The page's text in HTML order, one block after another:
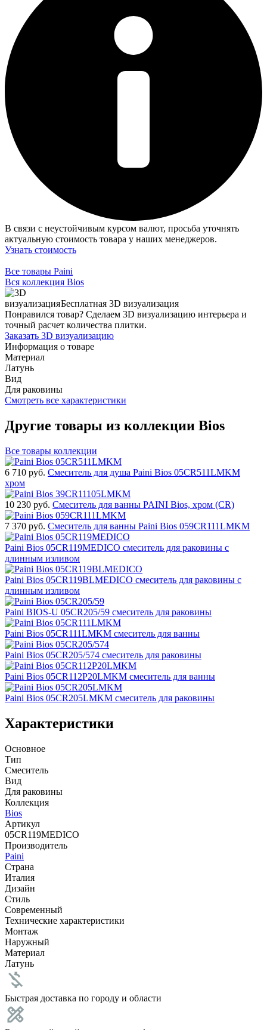
В связи с неустойчивым курсом валют, просьба уточнять
актуальную стоимость товара у наших менеджеров.
Узнать стоимость
Все товары Paini
Вся коллекция Bios
Бесплатная 3D визуализация
Понравился товар? Сделаем 3D визуализацию интерьера и
точный расчет количества плитки.
Заказать 3D визуализацию
Информация о товаре
Материал
Латунь
Вид
Для раковины
Смотреть все характеристики
Другие товары из коллекции Bios
Все товары коллекции
6 710 руб. Смеситель для душа Paini Bios 05CR511LMKM
хром
10 230 руб. Смеситель для ванны PAINI Bios, хром (CR)
7 370 руб. Смеситель для ванны Paini Bios 059CR111LMKM
Paini Bios 05CR119MEDICO смеситель для раковины с
длинным изливом
Paini Bios 05CR119BLMEDICO смеситель для раковины с
длинным изливом
Paini BIOS-U 05CR205/59 смеситель для раковины
Paini Bios 05CR111LMKM смеситель для ванны
Paini Bios 05CR205/574 смеситель для раковины
Paini Bios 05CR112P20LMKM смеситель для ванны
Paini Bios 05CR205LMKM смеситель для раковины
Характеристики
Основное
Тип
Смеситель
Вид
Для раковины
Коллекция
Bios
Артикул
05CR119MEDICO
Производитель
Paini
Страна
Италия
Дизайн
Стиль
Современный
Технические характеристики
Монтаж
Наружный
Материал
Латунь
Быстрая доставка по городу и области